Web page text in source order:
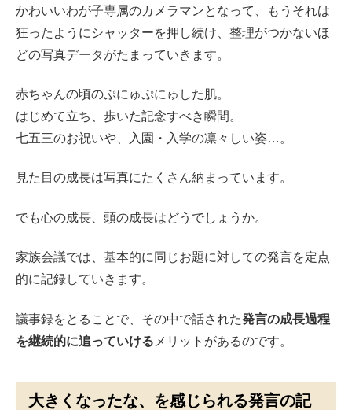
かわいいわが子専属のカメラマンとなって、もうそれは
狂ったようにシャッターを押し続け、整理がつかないほ
どの写真データがたまっていきます。
赤ちゃんの頃のぷにゅぷにゅした肌。
はじめて立ち、歩いた記念すべき瞬間。
七五三のお祝いや、入園・入学の凛々しい姿…。
見た目の成長は写真にたくさん納まっています。
でも心の成長、頭の成長はどうでしょうか。
家族会議では、基本的に同じお題に対しての発言を定点
的に記録していきます。
議事録をとることで、その中で話された発言の成長過程
を継続的に追っていける メリットがあるのです。
大きくなったな、を感じられる発言の記